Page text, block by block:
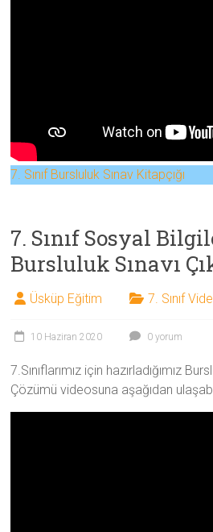
7. Sınıf Bursluluk Sınav Kitapçığı
7. Sınıf Sosyal
Bursluluk Sınavı
Üsküp Eğitim 7. Sınıf
10 Haziran 2020 0 yorum
7.Sınıflarımız için hazırladığımız
Çözümü videosuna aşağıdan